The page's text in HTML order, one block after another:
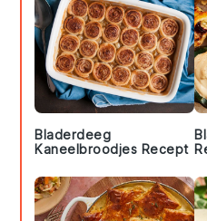
Bladerdeeg
Kaneelbroodjes Recept